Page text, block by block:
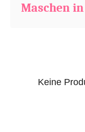
Maschen
Keine